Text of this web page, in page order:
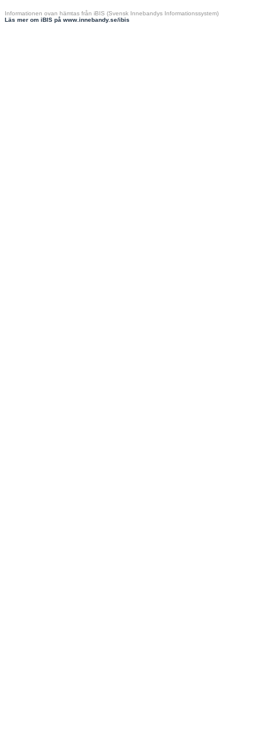
Informationen ovan hämtas från iBIS (Svensk Innebandys Informationssystem)
Läs mer om iBIS på www.innebandy.se/ibis